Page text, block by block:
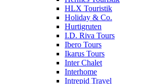
HLX Touristik
Holiday & Co.
Hurtigruten
I.D. Riva Tours
Ibero Tours
Ikarus Tours
Inter Chalet
Interhome
Intrepid Travel